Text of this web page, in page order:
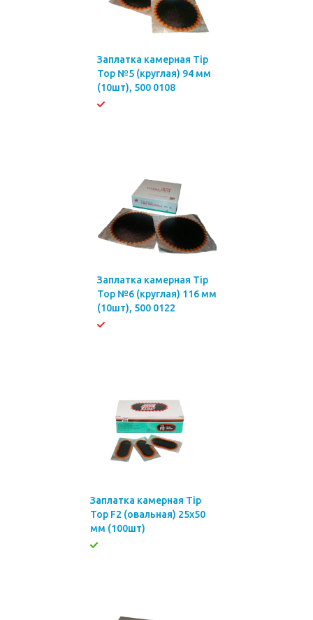
Заплатка камерная Tip
Top №5 (круглая) 94 мм
(10шт), 500 0108
Заплатка камерная Tip
Top №6 (круглая) 116 мм
(10шт), 500 0122
Заплатка камерная Tip
Top F2 (овальная) 25х50
мм (100шт)